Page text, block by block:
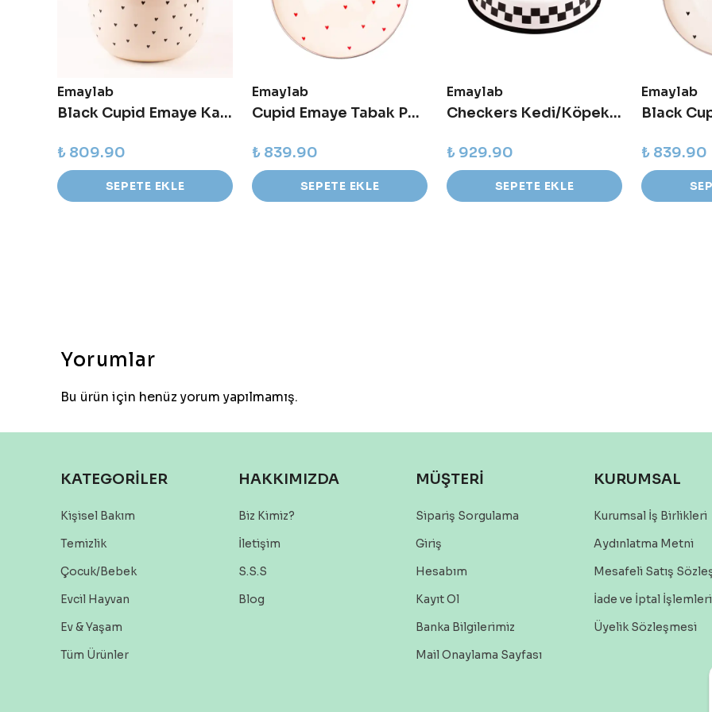
Emaylab
Black Cupid Emaye Karıştırma Kabı
₺ 809.90
SEPETE EKLE
Emaylab
Cupid Emaye Tabak Pasta Sunum Tabağı - 21 cm
₺ 839.90
SEPETE EKLE
Emaylab
Checkers Kedi/Köpek Emaye Mama Kabı
₺ 929.90
SEPETE EKLE
Emaylab
₺ 839.90
Yorumlar
Bu ürün için henüz yorum yapılmamış.
KATEGORİLER
Kişisel Bakım
Temizlik
Çocuk/Bebek
Evcil Hayvan
Ev & Yaşam
Tüm Ürünler
HAKKIMIZDA
Biz Kimiz?
İletişim
S.S.S
Blog
MÜŞTERİ
Sipariş Sorgulama
Giriş
Hesabım
Kayıt Ol
Banka Bilgilerimiz
Mail Onaylama Sayfası
KURUMSAL
Kurumsal İş Birlikleri
Aydınlatma Metni
Mesafeli Satış
İade ve İptal İşlemleri
Üyelik Sözleşmesi